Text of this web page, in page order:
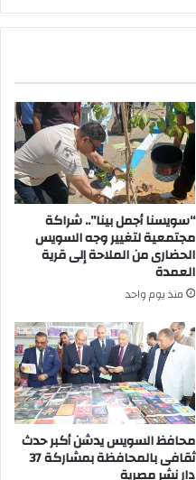
“سويسنا أجمل بينا”.. شراكة
مجتمعية لتغيير وجه السويس
الحضارى من الملاحة إلى قرية
العمدة
منذ يوم واحد
محافظ السويس يدشن أكبر حدث
ثقافى بالمحافظة بمشاركة 37
دار نشر مصرية